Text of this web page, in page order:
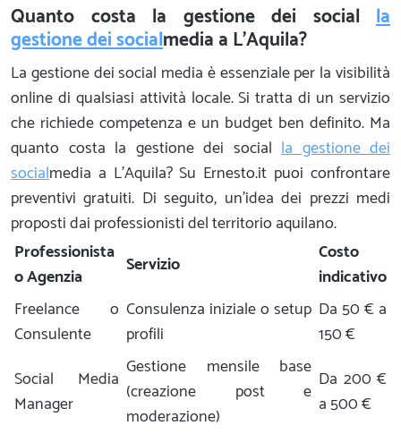
Quanto costa la gestione dei social la
gestione dei socialmedia a L'Aquila?
La gestione dei social media è essenziale per la visibilità
online di qualsiasi attività locale. Si tratta di un servizio
che richiede competenza e un budget ben definito. Ma
quanto costa la gestione dei social la gestione dei
socialmedia a L'Aquila? Su Ernesto.it puoi confrontare
preventivi gratuiti. Di seguito, un'idea dei prezzi medi
proposti dai professionisti del territorio aquilano.
Professionista
o Agenzia
Servizio
Costo
indicativo
Freelance o
Consulente
Consulenza iniziale o setup
profili
Da 50 € a
150 €
Social Media
Manager
Gestione mensile base
(creazione post e
moderazione)
Da 200 €
a 500 €